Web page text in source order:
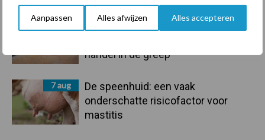
Aanpassen Alles afwijzen Alles accepteren
Sidebar
Grondstoffenmarkt blijft grillig:
handel in de greep
7 aug
De speenhuid: een vaak
onderschatte risicofactor voor
mastitis